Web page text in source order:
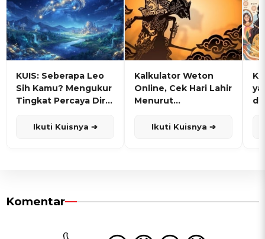
KUIS: Seberapa Leo
Sih Kamu? Mengukur
Tingkat Percaya Diri
Ikuti Kuisnya ➔
Kalkulator Weton
Online, Cek Hari Lahir
Menurut
Ikuti Kuisnya ➔
Komentar